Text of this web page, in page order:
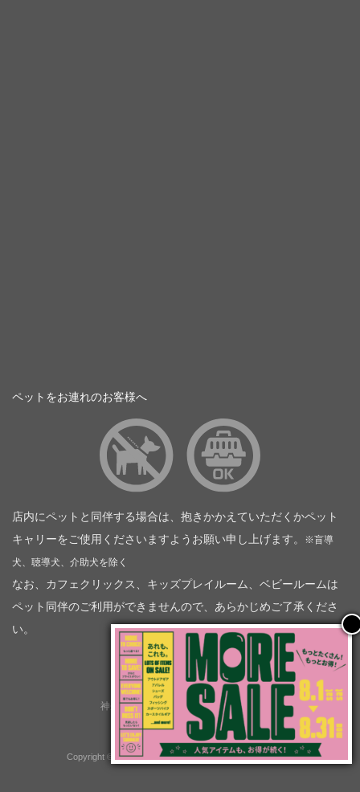
ペットをお連れのお客様へ
店内にペットと同伴する場合は、抱きかかえていただくかペット
キャリーをご使用くださいますようお願い申し上げます。
※盲導
犬、聴導犬、介助犬を除く
なお、カフェクリックス、キッズプレイルーム、ベビールームは
ペット同伴のご利用ができませんので、あらかじめご了承くださ
い。
神奈川トヨタ自動車（企業情報）
トヨタモビリティ神奈川
株式会社会社ＫＴグループ
Copyright © GOOD OPEN AIRS myX All Rights Reserved.